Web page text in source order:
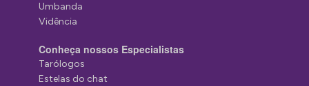
Umbanda
Vidência
Conheça nossos Especialistas
Tarólogos
Estelas do chat